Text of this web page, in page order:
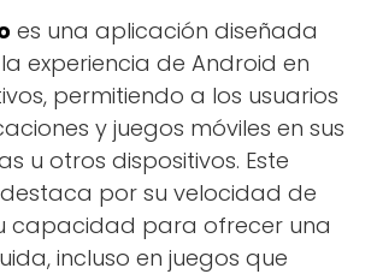
es una aplicación diseñada
experiencia de Android en
permitiendo a los usuarios
y juegos móviles en sus
u otros dispositivos. Este
por su velocidad de
capacidad para ofrecer una
incluso en juegos que